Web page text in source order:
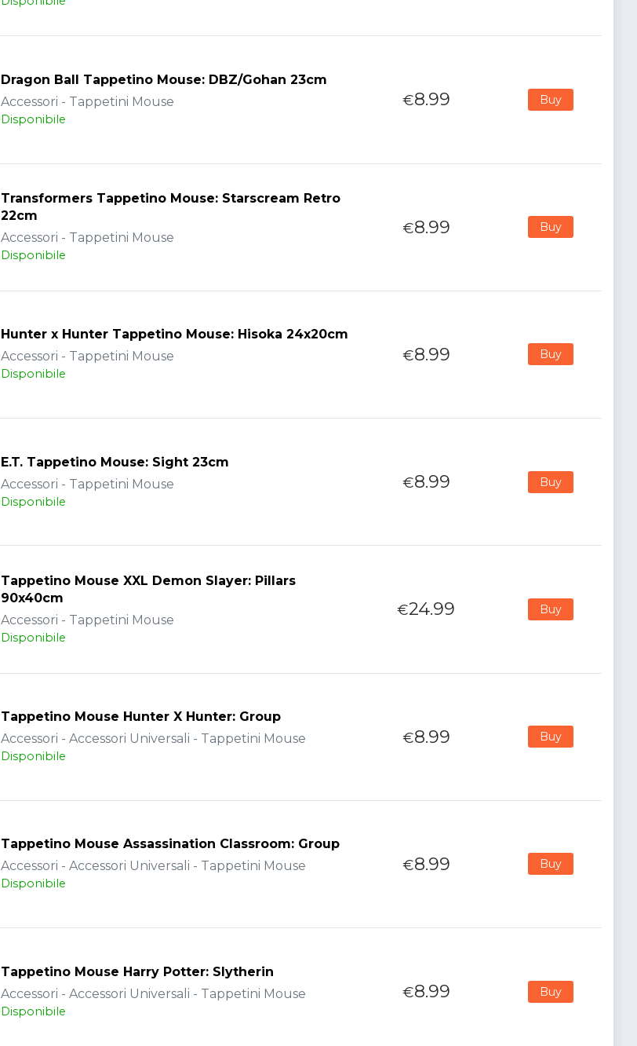
Dragon Ball Tappetino Mouse: DBZ/Gohan 23cm
Accessori - Tappetini Mouse
Disponibile
€8.99 Buy
Transformers Tappetino Mouse: Starscream Retro
22cm
Accessori - Tappetini Mouse
Disponibile
€8.99 Buy
Hunter x Hunter Tappetino Mouse: Hisoka 24x20cm
Accessori - Tappetini Mouse
Disponibile
€8.99 Buy
E.T. Tappetino Mouse: Sight 23cm
Accessori - Tappetini Mouse
Disponibile
€8.99 Buy
Tappetino Mouse XXL Demon Slayer: Pillars
90x40cm
Accessori - Tappetini Mouse
Disponibile
€24.99 Buy
Tappetino Mouse Hunter X Hunter: Group
Accessori - Accessori Universali - Tappetini Mouse
Disponibile
€8.99 Buy
Tappetino Mouse Assassination Classroom: Group
Accessori - Accessori Universali - Tappetini Mouse
Disponibile
€8.99 Buy
Tappetino Mouse Harry Potter: Slytherin
Accessori - Accessori Universali - Tappetini Mouse
Disponibile
€8.99 Buy